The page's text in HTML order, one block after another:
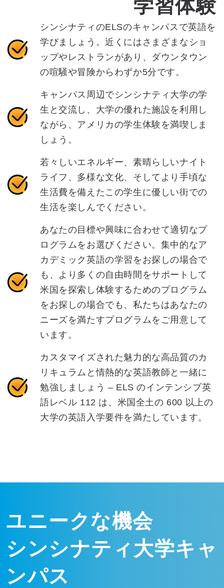
シンシナティのELSのキャンパスで英語を
学びましょう。近くにはさまざまなショ
ップやレストランがあり、ダウンタウン
の喧騒や冒険からわずか5分です。
キャンパス周辺でシンシナティ大学の学
生と交流し、大学の優れた施設を利用し
ながら、アメリカの学生体験を満喫しま
しょう。
若々しいエネルギー、素晴らしいナイト
ライフ、多様な文化、そしてより手頃な
生活費を備えたこの学生に優しい街での
生活を楽しんでください。
あなたの目標や興味に合わせて適切なプ
ログラムをお選びください。集中的なア
カデミック英語の学習をお探しの場合で
も、より多くの自由時間をサポートして
米国を探索し体験するためのプログラム
をお探しの場合でも、私たちはあなたの
ニーズを満たすプログラムをご用意して
います。
カスタマイズされた魅力的な高品質のカ
リキュラムと情熱的な英語教師と一緒に
勉強しましょう – ELS のインテンシブ英
語レベル 112 は、米国全土の 600 以上の
大学の英語入学要件を満たしています。
ユニークな機会
シンシナティ大学キャ
ンパス